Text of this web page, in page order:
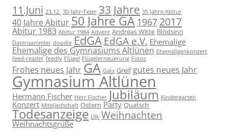
11.Juni 23.12. 30-Jahr-Feier 33 Jahre 35 Jahre Abitur
40 Jahre Abitur 50 Jahre GA 1967 2017
Abitur 1983 Abitur 1984 Advent Andreas Witte Blödsinn
Datensammler doodle EdGA EdGA e.V. Ehemalige
Ehemalige des Gymnasiums Altlünen Ehemaligenkonzert
feed-reader feedly Flügel Flügelerneuerung Fotos
Frohes neues Jahr GA Gala Greif gutes neues Jahr
Gymnasium Altlünen
Hermann Fischer Herr Fischer Jubiläum Kindergarten
Konzert Mitgliedschaft Ostern Party Quatsch
Todesanzeige Ulk Weihnachten
Weihnachtsgrüße